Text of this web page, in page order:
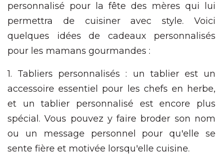
personnalisé pour la fête des mères qui lui
permettra de cuisiner avec style. Voici
quelques idées de cadeaux personnalisés
pour les mamans gourmandes :
1. Tabliers personnalisés : un tablier est un
accessoire essentiel pour les chefs en herbe,
et un tablier personnalisé est encore plus
spécial. Vous pouvez y faire broder son nom
ou un message personnel pour qu'elle se
sente fière et motivée lorsqu'elle cuisine.